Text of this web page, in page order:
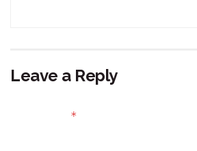
Leave a Reply
*